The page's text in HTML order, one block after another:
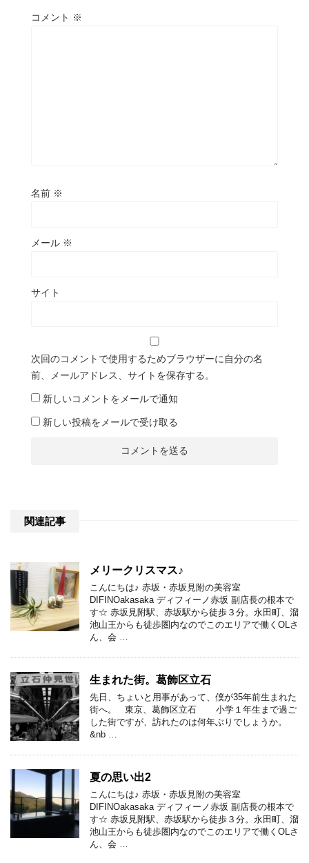
コメント ※
名前 ※
メール ※
サイト
次回のコメントで使用するためブラウザーに自分の名
前、メールアドレス、サイトを保存する。
新しいコメントをメールで通知
新しい投稿をメールで受け取る
関連記事
メリークリスマス♪
こんにちは♪ 赤坂・赤坂見附の美容室
DIFINOakasaka ディフィーノ赤坂 副店長の根本で
す☆ 赤坂見附駅、赤坂駅から徒歩３分。永田町、溜
池山王からも徒歩圏内なのでこのエリアで働くOLさ
ん、会 …
生まれた街。葛飾区立石
先日、ちょいと用事があって、僕が35年前生まれた
街へ。 東京、葛飾区立石 小学１年生まで過ご
した街ですが、訪れたのは何年ぶりでしょうか。
&nb …
夏の思い出2
こんにちは♪ 赤坂・赤坂見附の美容室
DIFINOakasaka ディフィーノ赤坂 副店長の根本で
す☆ 赤坂見附駅、赤坂駅から徒歩３分。永田町、溜
池山王からも徒歩圏内なのでこのエリアで働くOLさ
ん、会 …